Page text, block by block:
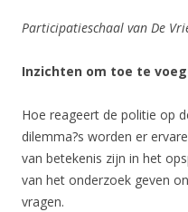
Participatieschaal van De
Inzichten om toe te
Hoe reageert de politie op
dilemma?s worden er
van betekenis zijn in het
van het onderzoek geven
vragen.